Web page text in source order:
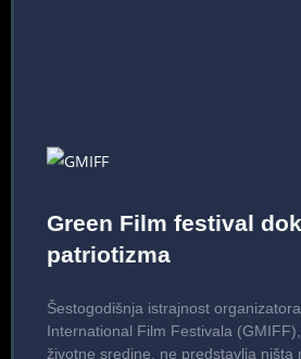
Green Film festival
patriotizma
Šestogodišnja istrajnost
International Film Festivala
životne sredine, ne predstavlja ništa